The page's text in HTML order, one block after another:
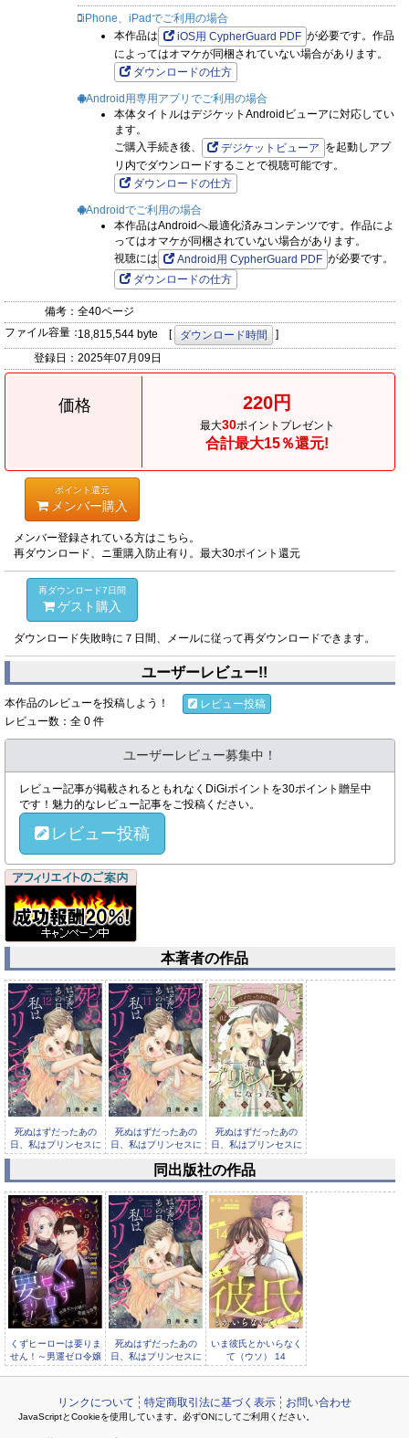
iPhone、iPadでご利用の場合
本作品は
iOS用 CypherGuard PDF が必要です。作品
によってはオマケが同梱されていない場合があります。
ダウンロードの仕方
Android用専用アプリでご利用の場合
本体タイトルはデジケットAndroidビューアに対応してい
ます。
ご購入手続き後、
デジケットビューア を起動しアプ
リ内でダウンロードすることで視聴可能です。
ダウンロードの仕方
Androidでご利用の場合
本作品はAndroidへ最適化済みコンテンツです。作品によ
ってはオマケが同梱されていない場合があります。
視聴には
Android用 CypherGuard PDF が必要です。
ダウンロードの仕方
備考： 全40ページ
ファイル容量：18,815,544 byte [ ダウンロード時間
]
登録日： 2025年07月09日
価格 220円
最大30ポイントプレゼント
合計最大15％還元!
ポイント還元
メンバー購入
メンバー登録されている方はこちら。
再ダウンロード、ニ重購入防止有り。最大30ポイント還元
再ダウンロード7日間
ゲスト購入
ダウンロード失敗時に７日間、メールに従って再ダウンロードできます。
ユーザーレビュー!!
本作品のレビューを投稿しよう！
レビュー投稿
レビュー数：全 0 件
ユーザーレビュー募集中！
レビュー記事が掲載されるともれなくDiGiポイントを30ポイント贈呈中
です！魅力的なレビュー記事をご投稿ください。
レビュー投稿
本著者の作品
死ぬはずだったあの
日、私はプリンセスに
なった。 ...
死ぬはずだったあの
日、私はプリンセスに
なった。 ...
死ぬはずだったあの
日、私はプリンセスに
なった。【...
死ぬはずだったあの
日、私はプリンセスに
同出版社の作品
くずヒーローは要りま
せん！～男運ゼロ令嬢
の華麗な復讐～（フル
死ぬはずだったあの
日、私はプリンセスに
なった。 12
いま彼氏とかいらなく
て（ウソ） 14
リンクについて 特定商取引法に基づく表示 お問い合わせ
JavaScriptとCookieを使用しています。必ずONにしてご利用ください。